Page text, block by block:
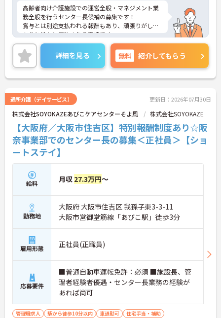
高齢者向け介護施設での運営全般・マネジメント業
務全般を行うセンター長候補の募集です！
賞与とは別途支払われる報酬もあり、頑張りがしっ
かりと給与に反映される環境です。
ご興味ある方には、面接対策ポイントなど、さらに
詳細をお話しいたしますのでお気軽にご相談くださ
い！
詳細を見る 無料 紹介してもらう
通所介護（デイサービス） 更新日：2026年07月30日
株式会社SOYOKAZEあびこケアセンターそよ風 株式会社SOYOKAZE
【大阪府／大阪市住吉区】特別報酬制度あり☆阪
奈事業部でのセンター長の募集＜正社員＞【ショ
ートステイ】
給料 月収 27.3万円～
勤務地
大阪府 大阪市住吉区 我孫子東3-3-11
大阪市営御堂筋線「あびこ駅」徒歩3分
雇用形態 正社員(正職員)
応募要件
■普通自動車運転免許：必須 ■施設長、管
理者経験者優遇・センター長業務の経験が
あれば尚可
管理職求人 駅から徒歩10分以内 車通勤可
住宅手当・補助